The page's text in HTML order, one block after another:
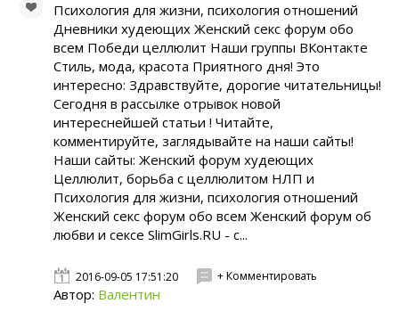
Психология для жизни, психология отношений
Дневники худеющих Женский секс форум обо
всем Победи целлюлит Наши группы ВКонтакте
Стиль, мода, красота Приятного дня! Это
интересно: Здравствуйте, дорогие читательницы!
Сегодня в рассылке отрывок новой
интереснейшей статьи ! Читайте,
комментируйте, заглядывайте на наши сайты!
Наши сайты: Женский форум худеющих
Целлюлит, борьба с целлюлитом НЛП и
Психология для жизни, психология отношений
Женский секс форум обо всем Женский форум об
любви и сексе SlimGirls.RU - с...
2016-09-05 17:51:20 + Комментировать
Автор: Валентин